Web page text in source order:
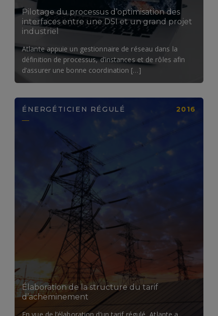
Pilotage du processus d’optimisation des
interfaces entre une DSI et un grand projet
industriel
Atlante appuie un gestionnaire de réseau dans la
définition de processus, d’instances et de rôles afin
d’assurer une bonne coordination […]
ÉNERGÉTICIEN RÉGULÉ 2016
Élaboration de la structure du tarif
d’acheminement
LIRE LA SUITE